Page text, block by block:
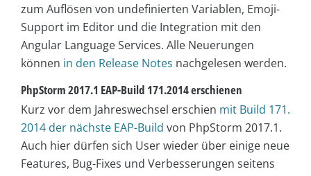
zum Auflösen von undefinierten Variablen, Emoji-
Support im Editor und die Integration mit den
Angular Language Services. Alle Neuerungen
können in den Release Notes nachgelesen werden.
PhpStorm 2017.1 EAP-Build 171.2014 erschienen
Kurz vor dem Jahreswechsel erschien mit Build 171.
2014 der nächste EAP-Build von PhpStorm 2017.1.
Auch hier dürfen sich User wieder über einige neue
Features, Bug-Fixes und Verbesserungen seitens